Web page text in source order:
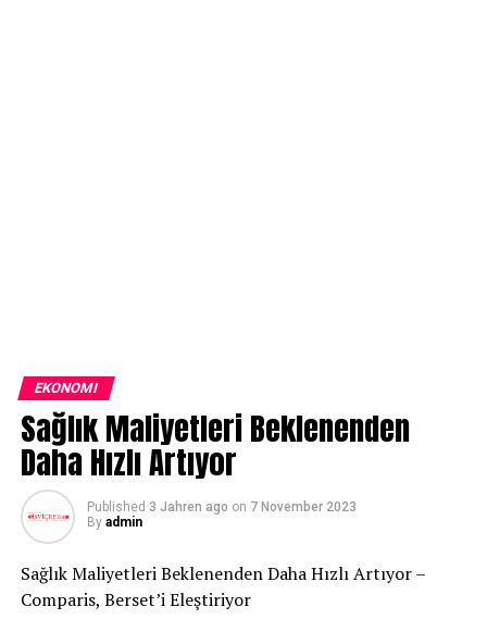
EKONOMI
Sağlık Maliyetleri Beklenenden
Daha Hızlı Artıyor
Published 3 Jahren ago on 7 November 2023
By admin
Sağlık Maliyetleri Beklenenden Daha Hızlı Artıyor –
Comparis, Berset’i Eleştiriyor